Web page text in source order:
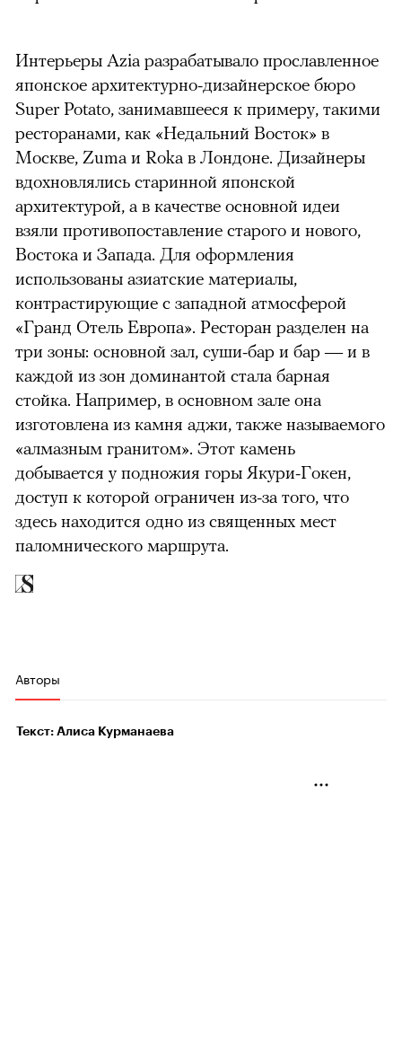
Интерьеры Azia разрабатывало прославленное
японское архитектурно-дизайнерское бюро
Super Potato, занимавшееся к примеру, такими
ресторанами, как «Недальний Восток» в
Москве, Zuma и Roka в Лондоне. Дизайнеры
вдохновлялись старинной японской
архитектурой, а в качестве основной идеи
взяли противопоставление старого и нового,
Востока и Запада. Для оформления
использованы азиатские материалы,
контрастирующие с западной атмосферой
«Гранд Отель Европа». Ресторан разделен на
три зоны: основной зал, суши-бар и бар — и в
каждой из зон доминантой стала барная
стойка. Например, в основном зале она
изготовлена из камня аджи, также называемого
«алмазным гранитом». Этот камень
добывается у подножия горы Якури-Гокен,
доступ к которой ограничен из-за того, что
здесь находится одно из священных мест
паломнического маршрута.
Авторы
Текст: Алиса Курманаева